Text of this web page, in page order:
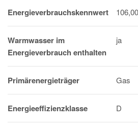
Energieverbrauchskennwert
Warmwasser im
Energieverbrauch enthalten
ja
Primärenergieträger Gas
Energieeffizienzklasse D